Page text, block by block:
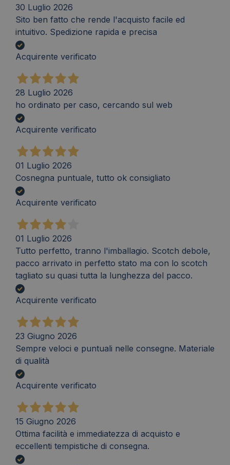
30 Luglio 2026
Sito ben fatto che rende l'acquisto facile ed
intuitivo. Spedizione rapida e precisa
Acquirente verificato
28 Luglio 2026
ho ordinato per caso, cercando sul web
Acquirente verificato
01 Luglio 2026
Cosnegna puntuale, tutto ok consigliato
Acquirente verificato
01 Luglio 2026
Tutto perfetto, tranno l'imballagio. Scotch debole,
pacco arrivato in perfetto stato ma con lo scotch
tagliato su quasi tutta la lunghezza del pacco.
Acquirente verificato
23 Giugno 2026
Sempre veloci e puntuali nelle consegne. Materiale
di qualità
Acquirente verificato
15 Giugno 2026
Ottima facilità e immediatezza di acquisto e
eccellenti tempistiche di consegna.